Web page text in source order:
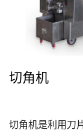
切角机
切角机是利用刀